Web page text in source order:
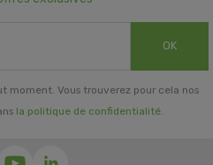
OK
moment. Vous trouverez pour cela nos
la politique de confidentialité.